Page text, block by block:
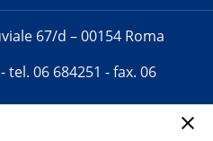
67/d – 00154 Roma
- tel. 06 684251 - fax. 06